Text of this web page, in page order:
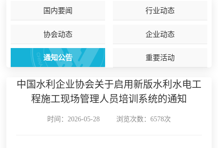
国内要闻 行业动态
协会动态 企业动态
通知公告 重要活动
中国水利企业协会关于启用新版水利水电工
程施工现场管理人员培训系统的通知
时间：2026-05-28 浏览次数：6578次